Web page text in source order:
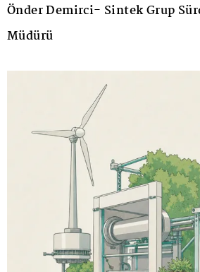
Önder Demirci- Sintek Grup
Müdürü